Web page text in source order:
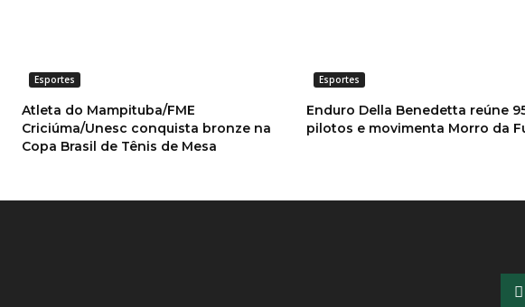
Esportes
Atleta do Mampituba/FME
Criciúma/Unesc conquista bronze na
Copa Brasil de Tênis de Mesa
Esportes
Enduro Della Benedetta reúne
pilotos e movimenta Morro da